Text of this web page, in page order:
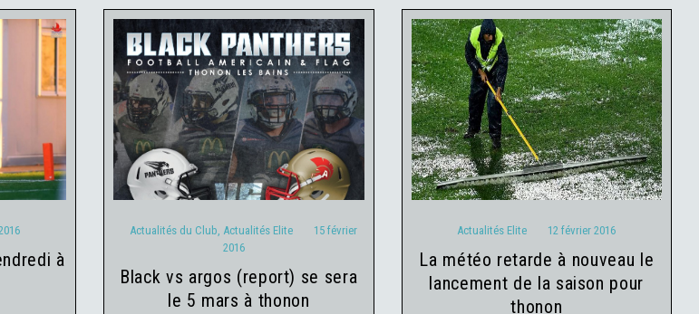
Actualités du Club Actualités
Elite
15 février 2016
Actualités du Club Actualités Elite
15 février
2016
black vs argos (report) se sera
le 5 mars à thonon
Actualités Elite 12 février 2016
Actualités Elite 12 février 2016
la météo retarde à nouveau le
lancement de la saison pour
thonon